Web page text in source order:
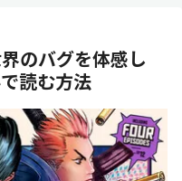
のバグを体感し
読む方法